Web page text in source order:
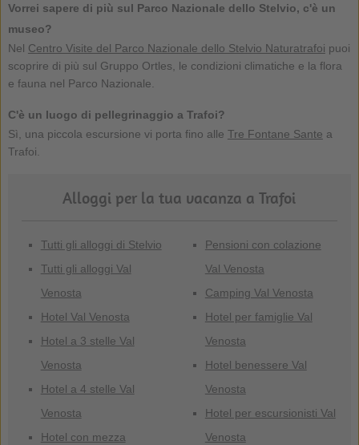
Vorrei sapere di più sul Parco Nazionale dello Stelvio, c'è un
museo?
Nel Centro Visite del Parco Nazionale dello Stelvio Naturatrafoi puoi
scoprire di più sul Gruppo Ortles, le condizioni climatiche e la flora
e fauna nel Parco Nazionale.
C'è un luogo di pellegrinaggio a Trafoi?
Sì, una piccola escursione vi porta fino alle Tre Fontane Sante a
Trafoi.
Alloggi per la tua vacanza a Trafoi
Tutti gli alloggi di Stelvio
Tutti gli alloggi Val
Venosta
Hotel Val Venosta
Hotel a 3 stelle Val
Venosta
Hotel a 4 stelle Val
Venosta
Hotel con mezza
Pensioni con colazione
Val Venosta
Camping Val Venosta
Hotel per famiglie Val
Venosta
Hotel benessere Val
Venosta
Hotel per escursionisti Val
Venosta